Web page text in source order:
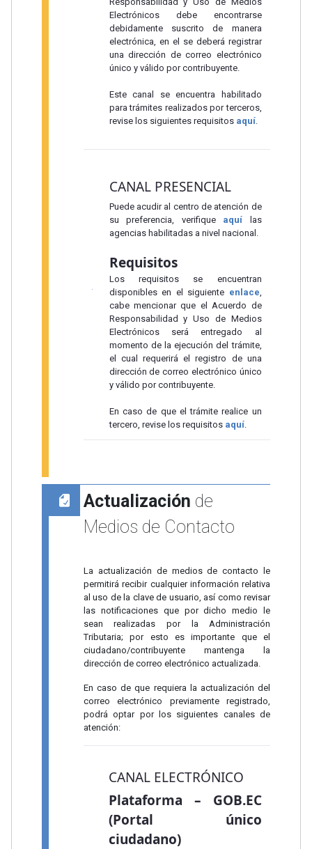
Electrónicos debe encontrarse
debidamente suscrito de manera
electrónica, en el se deberá registrar
una dirección de correo electrónico
único y válido por contribuyente.
Este canal se encuentra habilitado
para trámites realizados por terceros,
revise los siguientes requisitos aquí.
CANAL PRESENCIAL
Puede acudir al centro de atención de
su preferencia, verifique aquí las
agencias habilitadas a nivel nacional.
Requisitos
Los requisitos se encuentran
disponibles en el siguiente enlace
cabe mencionar que el Acuerdo de
Responsabilidad y Uso de Medios
Electrónicos será entregado al
momento de la ejecución del trámite,
el cual requerirá el registro de una
dirección de correo electrónico único
y válido por contribuyente.
En caso de que el trámite realice un
tercero, revise los requisitos aquí.
Actualización de
Medios de Contacto
La actualización de medios de contacto le
permitirá recibir cualquier información relativa
al uso de la clave de usuario, así como revisar
las notificaciones que por dicho medio le
sean realizadas por la Administración
Tributaria; por esto es importante que el
ciudadano/contribuyente mantenga la
dirección de correo electrónico actualizada.
En caso de que requiera la actualización del
correo electrónico previamente registrado,
podrá optar por los siguientes canales de
atención:
CANAL ELECTRÓNICO
Plataforma – GOB.EC
(Portal único
ciudadano)